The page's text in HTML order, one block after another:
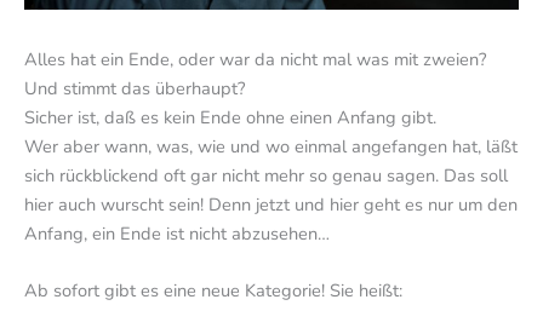
Alles hat ein Ende, oder war da nicht mal was mit zweien?
Und stimmt das überhaupt?
Sicher ist, daß es kein Ende ohne einen Anfang gibt.
Wer aber wann, was, wie und wo einmal angefangen hat, läßt
sich rückblickend oft gar nicht mehr so genau sagen. Das soll
hier auch wurscht sein! Denn jetzt und hier geht es nur um den
Anfang, ein Ende ist nicht abzusehen…
Ab sofort gibt es eine neue Kategorie! Sie heißt: